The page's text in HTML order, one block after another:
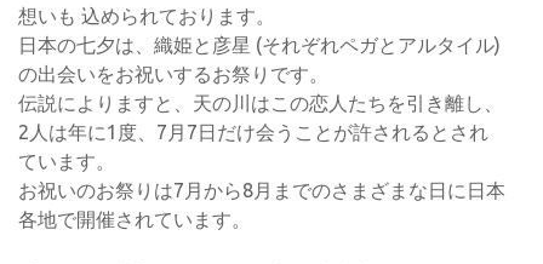
想いも 込められております。
日本の七夕は、織姫と彦星 (それぞれペガとアルタイル)
の出会いをお祝いするお祭りです。
伝説によりますと、天の川はこの恋人たちを引き離し、
2人は年に1度、7月7日だけ会うことが許されるとされ
ています。
お祝いのお祭りは7月から8月までのさまざまな日に日本
各地で開催されています。